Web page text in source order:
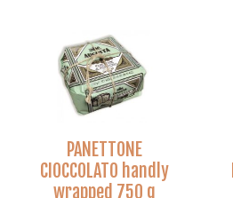
PANETTONE
CIOCCOLATO handly
wrapped 750 g